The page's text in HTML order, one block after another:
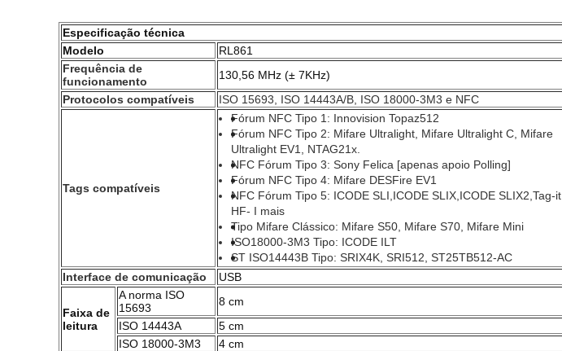
Especificação técnica
Modelo
RL861
Frequência de
funcionamento
130,56 MHz (± 7KHz)
Protocolos compatíveis
ISO 15693, ISO 14443A/B, ISO 18000-3M3 e NFC
Tags compatíveis
Fórum NFC Tipo 1: Innovision Topaz512
Fórum NFC Tipo 2: Mifare Ultralight, Mifare Ultralight C, Mifare
Ultralight EV1, NTAG21x.
NFC Fórum Tipo 3: Sony Felica [apenas apoio Polling]
Fórum NFC Tipo 4: Mifare DESFire EV1
NFC Fórum Tipo 5: ICODE SLI,ICODE SLIX,ICODE SLIX2,Tag-it
HF- I mais
Tipo Mifare Clássico: Mifare S50, Mifare S70, Mifare Mini
ISO18000-3M3 Tipo: ICODE ILT
ST ISO14443B Tipo: SRIX4K, SRI512, ST25TB512-AC
Interface de comunicação
USB
Faixa de
leitura
A norma ISO
15693
8 cm
ISO 14443A
5 cm
ISO 18000-3M3
4 cm